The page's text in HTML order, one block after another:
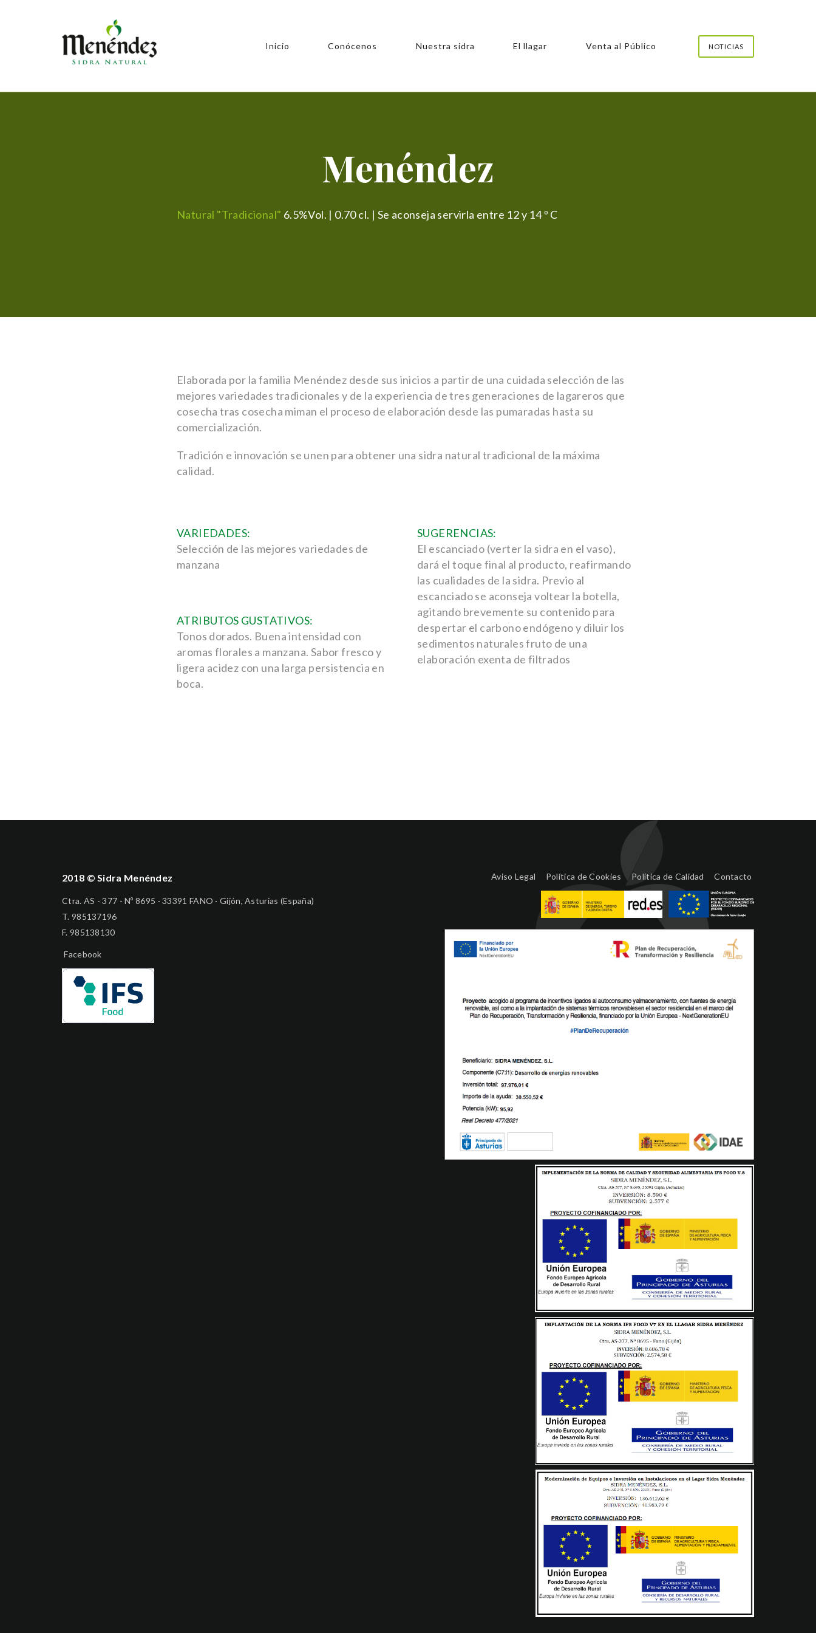
Inicio Conócenos Nuestra sidra El llagar Venta al Público NOTICIAS
Menéndez
Natural "Tradicional" 6.5%Vol. | 0.70 cl. | Se aconseja servirla entre 12 y 14 º C
Elaborada por la familia Menéndez desde sus inicios a partir de una cuidada selección de las
mejores variedades tradicionales y de la experiencia de tres generaciones de lagareros que
cosecha tras cosecha miman el proceso de elaboración desde las pumaradas hasta su
comercialización.
Tradición e innovación se unen para obtener una sidra natural tradicional de la máxima
calidad.
VARIEDADES:
Selección de las mejores variedades de
manzana
ATRIBUTOS GUSTATIVOS:
Tonos dorados. Buena intensidad con
aromas florales a manzana. Sabor fresco y
ligera acidez con una larga persistencia en
boca.
SUGERENCIAS:
El escanciado (verter la sidra en el vaso),
dará el toque final al producto, reafirmando
las cualidades de la sidra. Previo al
escanciado se aconseja voltear la botella,
agitando brevemente su contenido para
despertar el carbono endógeno y diluir los
sedimentos naturales fruto de una
elaboración exenta de filtrados
2018 © Sidra Menéndez
Ctra. AS - 377 - Nº 8695 · 33391 FANO · Gijón, Asturias (España)
T. 985137196
F. 985138130
Facebook
Aviso Legal Política de Cookies Política de Calidad Contacto